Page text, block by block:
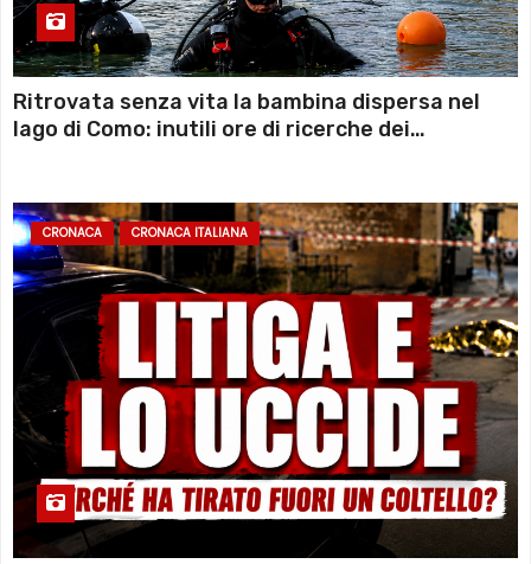
Ritrovata senza vita la bambina dispersa nel
lago di Como: inutili ore di ricerche dei
CRONACA CRONACA ITALIANA